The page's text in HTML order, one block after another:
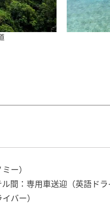
ー）
間：専用車送迎（英語ド
バー）